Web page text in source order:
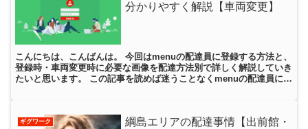
分かりやすく解説【車両変更】
こんにちは、こんばんは。 今回はmenuの配達員に登録する方法と、
登録時・車両変更時に必要な画像を配達方法別で詳しく解説していき
たいと思います。 この記事を読めば迷うことなくmenuの配達員に登
ギグワーク
綱島エリアの配達事情【出前館・